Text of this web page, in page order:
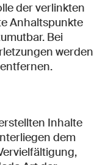
der verlinkten
Anhaltspunkte
Bei
werden
Inhalte
dem